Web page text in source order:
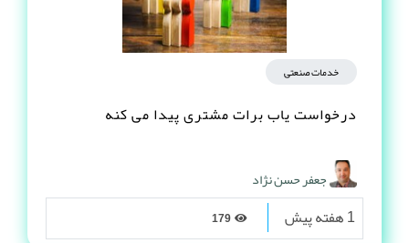
خدمات صنعتی
درخواست یاب برات مشتری پیدا می کنه
جعفر حسن نژاد
1 هفته پیش